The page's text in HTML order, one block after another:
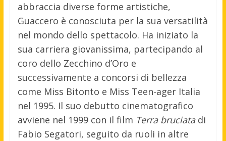
abbraccia diverse forme artistiche,
Guaccero è conosciuta per la sua versatilità
nel mondo dello spettacolo. Ha iniziato la
sua carriera giovanissima, partecipando al
coro dello Zecchino d’Oro e
successivamente a concorsi di bellezza
come Miss Bitonto e Miss Teen-ager Italia
nel 1995. Il suo debutto cinematografico
avviene nel 1999 con il film Terra bruciatadi
Fabio Segatori, seguito da ruoli in altre